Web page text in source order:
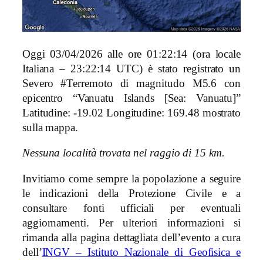
Oggi 03/04/2026 alle ore 01:22:14 (ora locale
Italiana – 23:22:14 UTC) è stato registrato un
Severo #Terremoto di magnitudo M5.6 con
epicentro “Vanuatu Islands [Sea: Vanuatu]”
Latitudine: -19.02 Longitudine: 169.48 mostrato
sulla mappa.
Nessuna località trovata nel raggio di 15 km.
Invitiamo come sempre la popolazione a seguire
le indicazioni della Protezione Civile e a
consultare fonti ufficiali per eventuali
aggiornamenti. Per ulteriori informazioni si
rimanda alla pagina dettagliata dell’evento a cura
dell’INGV – Istituto Nazionale di Geofisica e